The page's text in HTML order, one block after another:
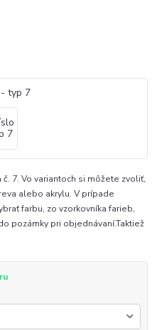
7. Vo variantoch si môžete zvoliť,
alebo akrylu. V prípade
farbu, zo vzorkovníka farieb,
pozámky pri objednávaní.Taktiež